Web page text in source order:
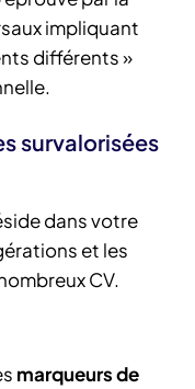
impliquant
différents »
survalorisées
dans votre
et les
CV.
marqueurs de